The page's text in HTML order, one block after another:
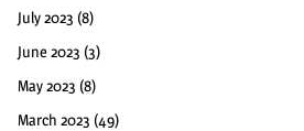
July 2023 (8)
June 2023 (3)
May 2023 (8)
March 2023 (49)